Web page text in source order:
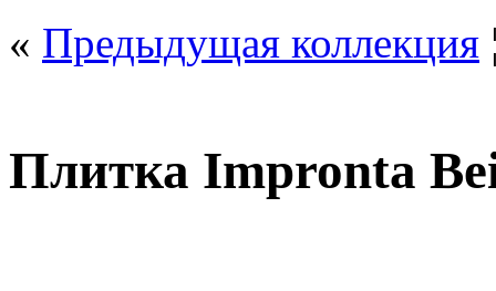
« Предыдущая коллекция
Плитка Impronta